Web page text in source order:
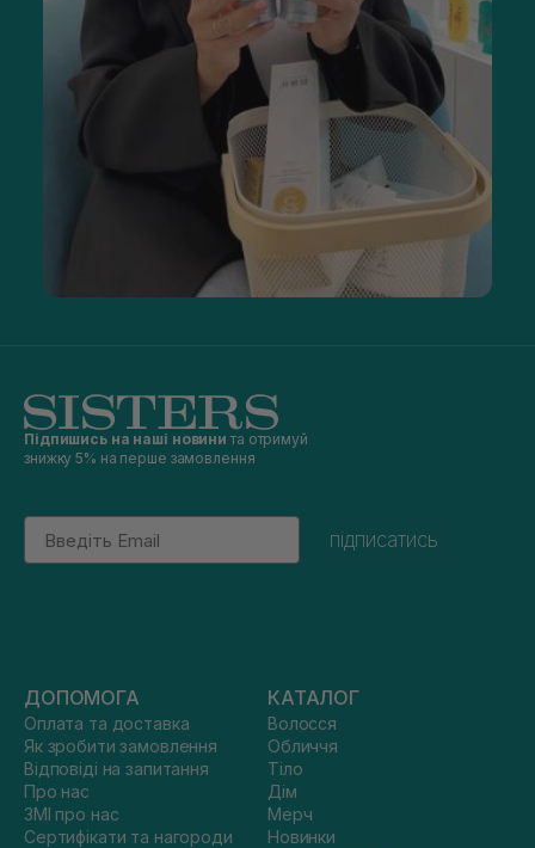
Підпишись на наші новини та отримуй
знижку 5% на перше замовлення
Email
підписатись
ДОПОМОГА
Оплата та доставка
Як зробити замовлення
Відповіді на запитання
Про нас
ЗМІ про нас
Сертифікати та нагороди
КАТАЛОГ
Волосся
Обличчя
Тіло
Дім
Мерч
Новинки